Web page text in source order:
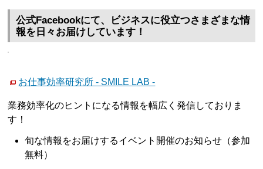
公式Facebookにて、ビジネスに役立つさまざまな情
報を日々お届けしています！
お仕事効率研究所 - SMILE LAB -
業務効率化のヒントになる情報を幅広く発信しておりま
す！
旬な情報をお届けするイベント開催のお知らせ（参加
無料）